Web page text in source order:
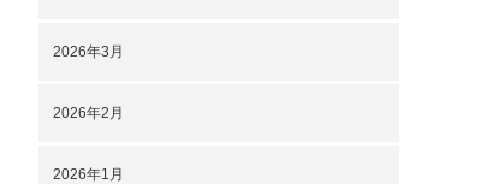
2026年3月
2026年2月
2026年1月